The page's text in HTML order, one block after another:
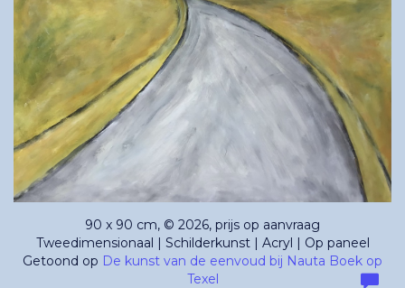
90 x 90 cm, © 2026, prijs op aanvraag
Tweedimensionaal | Schilderkunst | Acryl | Op paneel
Getoond op De kunst van de eenvoud bij Nauta Boek op
Texel